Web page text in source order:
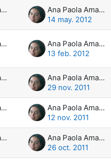
Ana Paola Amadeo
Ana Paola Amadeo
14 may. 2012
Ana Paola Amadeo
Ana Paola Amadeo
13 feb. 2012
Ana Paola Amadeo
Ana Paola Amadeo
29 nov. 2011
Ana Paola Amadeo
Ana Paola Amadeo
12 nov. 2011
Ana Paola Amadeo
Ana Paola Amadeo
26 oct. 2011